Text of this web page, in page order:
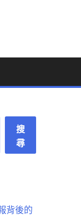
搜
尋
背後的